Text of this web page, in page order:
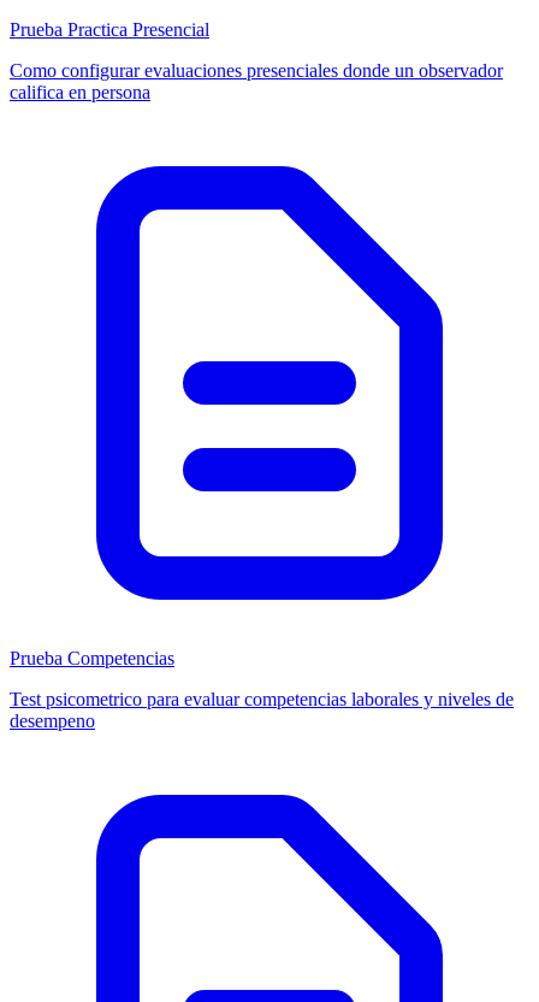
Prueba Practica Presencial
Como configurar evaluaciones presenciales donde un observador
califica en persona
Prueba Competencias
Test psicometrico para evaluar competencias laborales y niveles de
desempeno